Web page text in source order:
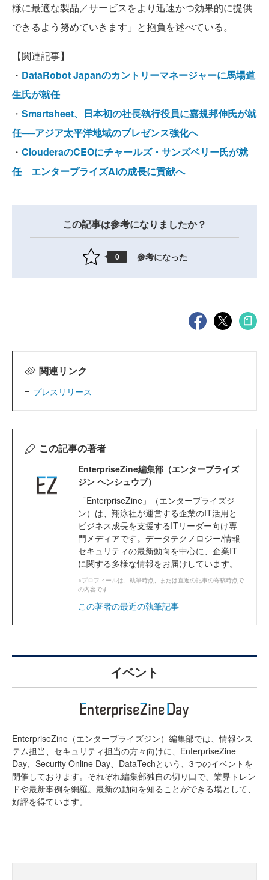
様に最適な製品／サービスをより迅速かつ効果的に提供
できるよう努めていきます」と抱負を述べている。
【関連記事】
・ DataRobot Japanのカントリーマネージャーに馬場道
生氏が就任
・ Smartsheet、日本初の社長執行役員に嘉規邦伸氏が就
任──アジア太平洋地域のプレゼンス強化へ
・ ClouderaのCEOにチャールズ・サンズベリー氏が就
任 エンタープライズAIの成長に貢献へ
この記事は参考になりましたか？
0 参考になった
関連リンク
プレスリリース
この記事の著者
EnterpriseZine編集部（エンタープライズ
ジン ヘンシュウブ）
「EnterpriseZine」（エンタープライズジ
ン）は、翔泳社が運営する企業のIT活用と
ビジネス成長を支援するITリーダー向け専
門メディアです。データテクノロジー/情報
セキュリティの最新動向を中心に、企業IT
に関する多様な情報をお届けしています。
※プロフィールは、執筆時点、または直近の記事の寄稿時点で
の内容です
この著者の最近の執筆記事
イベント
EnterpriseZine（エンタープライズジン）編集部では、情報シス
テム担当、セキュリティ担当の方々向けに、EnterpriseZine
Day、Security Online Day、DataTechという、3つのイベントを
開催しております。それぞれ編集部独自の切り口で、業界トレン
ドや最新事例を網羅。最新の動向を知ることができる場として、
好評を得ています。